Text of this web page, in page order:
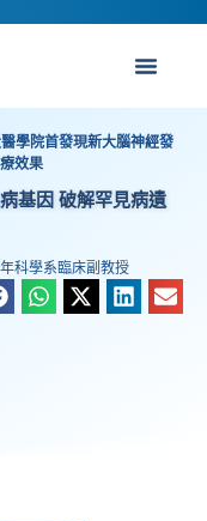
學院首發現新大腦神經發
效果
基因 破解罕見病遺
科學系臨床副教授